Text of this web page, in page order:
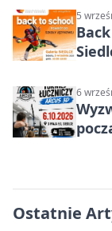
5
6
Ostatnie